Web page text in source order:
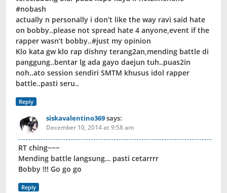
#nobash
actually n personally i don’t like the way ravi said hate
on bobby..please not spread hate 4 anyone,event if the
rapper wasn’t bobby..#just my opinion
Klo kata gw klo rap dishny terang2an,mending battle di
panggung..bentar lg ada gayo daejun tuh..puas2in
noh..ato session sendiri SMTM khusus idol rapper
battle..pasti seru..
Reply
siskavalentino369says:
December 10, 2014 at 9:58 am
RT ching~~~
Mending battle langsung… pasti cetarrrr
Bobby !!! Go go go
Reply